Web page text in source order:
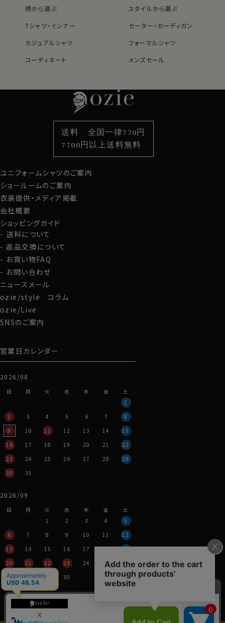
わせてビジネスに、ストレッチ性があるのでゴルフやスポ
ーツに、広範囲にコーディネイトできる人気のソフトスト
ネクタイをする場合は、素材感がおなじニットタイがおす
柄から選ぶ
スタイルから選ぶ
Tシャツ・インナー
セーター・カーディガン
カジュアルシャツ
フォーマルシャツ
コーディネート
メンズセール
袖・カフス型から選ぶ
色から選ぶ
柄から選ぶ
スタイルから選ぶ
カジュアルシャツ
定番シャツ
カフスボタン
サスペンダー
財布・名刺入れ
バッグ
ストール・マフラー
グローブ
ユニフォームシャツのご案内
ショールームのご案内
衣装提供・メディア掲載
会社概要
ショッピングガイド
送料について
返品交換について
お買い物FAQ
お問い合わせ
ニュースメール
ozie/style コラム
ozie/Live
SNSのご案内
営業日カレンダー
2026/08
日 月 火 水 木 金
土
1
2
3 4 5 6 7
8
9
10 11 12 13 14
15
16
17 18 19 20 21
22
23
24 25 26 27 28
29
30
31
2026/09
日 月 火 水 木 金
土
1
2 3 4
5
6
7 8 9 10 11
12
13
14 15 16 17 18
19
20
21 22 23 24 25
26
27
28 29 30
送料 全国一律770円
7700円以上送料無料
営業時間：平日11時～17時
定休日：土・日・祝